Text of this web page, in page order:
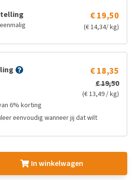
€ 19,50
(€ 14,34/ kg)
€ 18,35
€ 19,50
(€ 13,49 / kg)
6% korting
eenvoudig wanneer jij dat wilt
In winkelwagen